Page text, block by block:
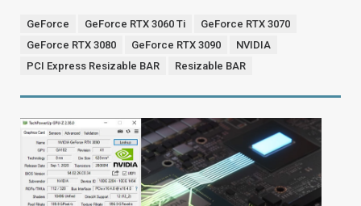
GeForce GeForce RTX 3060 Ti
GeForce RTX 3070
GeForce RTX 3080
GeForce RTX 3090
NVIDIA
PCI Express Resizable BAR
Resizable BAR